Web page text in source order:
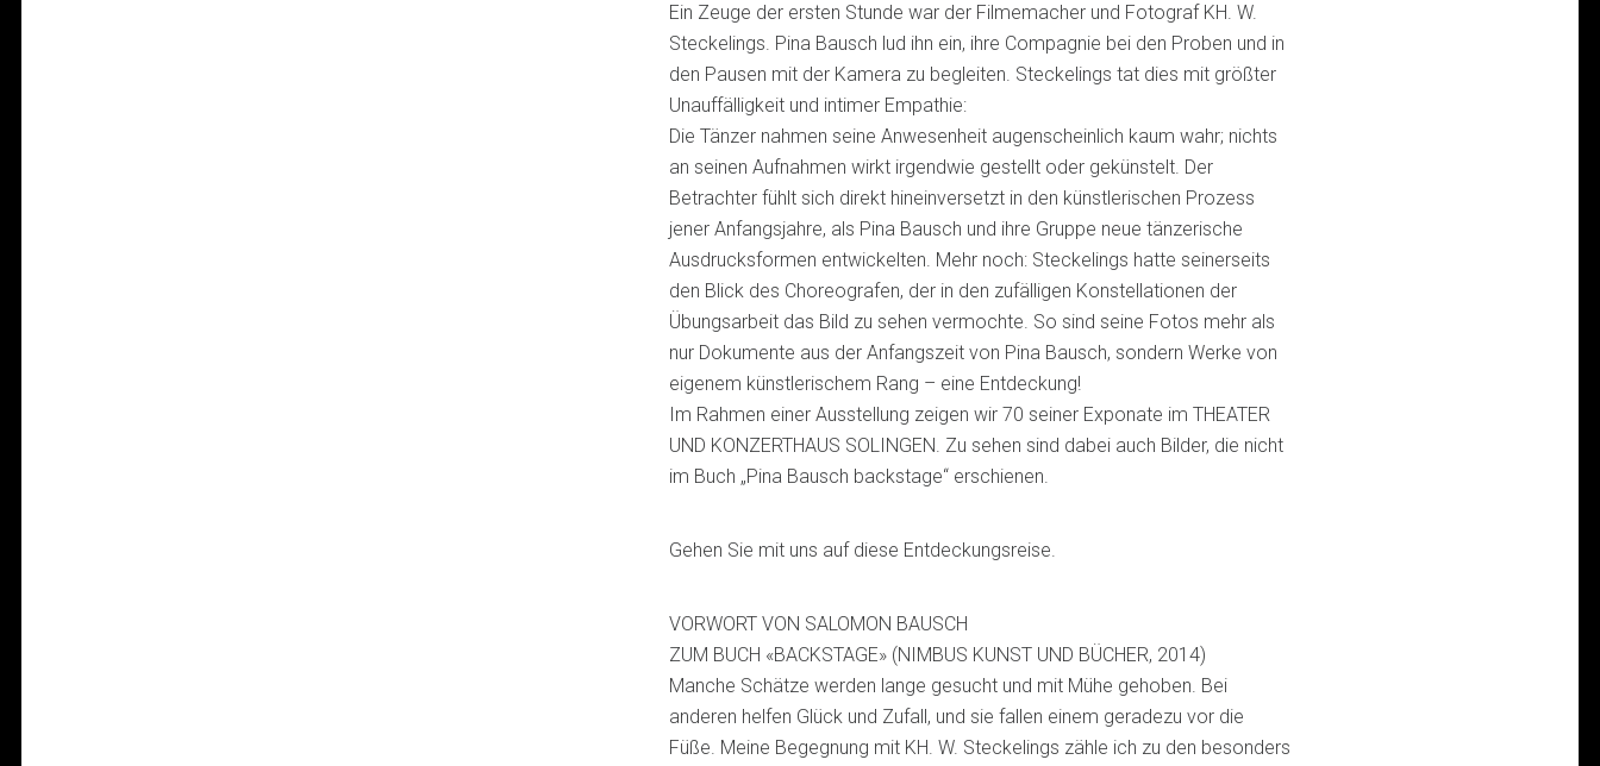
Ein Zeuge der ersten Stunde war der Filmemacher und Fotograf KH. W.
Steckelings. Pina Bausch lud ihn ein, ihre Compagnie bei den Proben und in
den Pausen mit der Kamera zu begleiten. Steckelings tat dies mit größter
Unauffälligkeit und intimer Empathie:
Die Tänzer nahmen seine Anwesenheit augenscheinlich kaum wahr; nichts
an seinen Aufnahmen wirkt irgendwie gestellt oder gekünstelt. Der
Betrachter fühlt sich direkt hineinversetzt in den künstlerischen Prozess
jener Anfangsjahre, als Pina Bausch und ihre Gruppe neue tänzerische
Ausdrucksformen entwickelten. Mehr noch: Steckelings hatte seinerseits
den Blick des Choreografen, der in den zufälligen Konstellationen der
Übungsarbeit das Bild zu sehen vermochte. So sind seine Fotos mehr als
nur Dokumente aus der Anfangszeit von Pina Bausch, sondern Werke von
eigenem künstlerischem Rang – eine Entdeckung!
Im Rahmen einer Ausstellung zeigen wir 70 seiner Exponate im THEATER
UND KONZERTHAUS SOLINGEN. Zu sehen sind dabei auch Bilder, die nicht
im Buch „Pina Bausch backstage“ erschienen.
Gehen Sie mit uns auf diese Entdeckungsreise.
VORWORT VON SALOMON BAUSCH
ZUM BUCH «BACKSTAGE» (NIMBUS KUNST UND BÜCHER, 2014)
Manche Schätze werden lange gesucht und mit Mühe gehoben. Bei
anderen helfen Glück und Zufall, und sie fallen einem geradezu vor die
Füße. Meine Begegnung mit KH. W. Steckelings zähle ich zu den besonders